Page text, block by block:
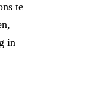
te
in